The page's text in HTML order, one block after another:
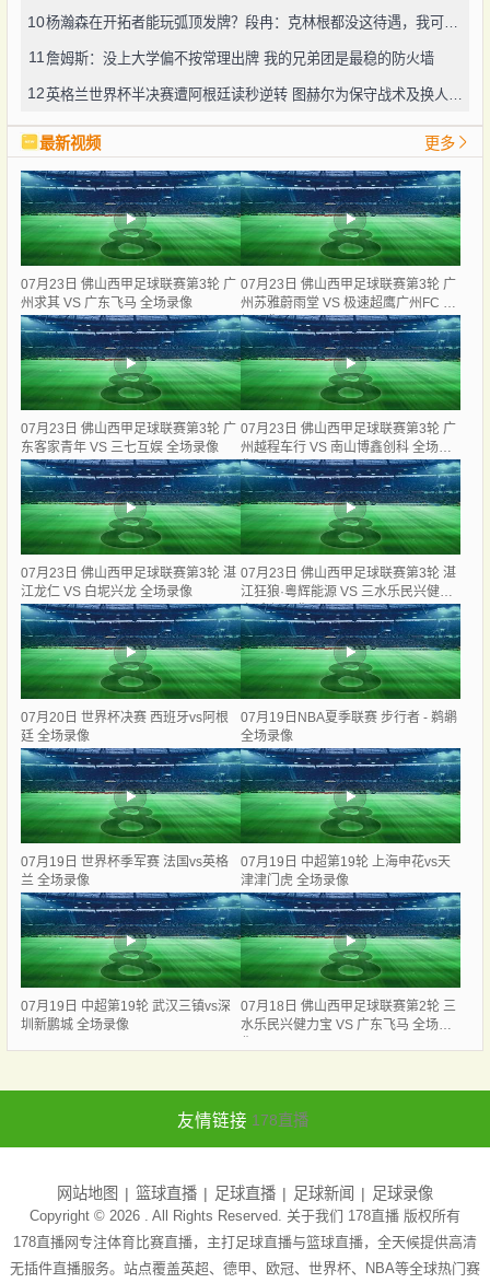
10 杨瀚森在开拓者能玩弧顶发牌？段冉：克林根都没这待遇，我可不太看好
11詹姆斯：没上大学偏不按常理出牌 我的兄弟团是最稳的防火墙
12
最新视频 更多
07月23日 佛山西甲足球联赛第3轮 广
州求其 VS 广东飞马 全场录像
07月23日 佛山西甲足球联赛第3轮 广
州苏雅蔚雨堂 VS 极速超鹰广州FC 全
场录像
07月23日 佛山西甲足球联赛第3轮 广
东客家青年 VS 三七互娱 全场录像
07月23日 佛山西甲足球联赛第3轮 广
州越程车行 VS 南山博鑫创科 全场录
像
07月23日 佛山西甲足球联赛第3轮 湛
江龙仁 VS 白坭兴龙 全场录像
07月23日 佛山西甲足球联赛第3轮 湛
江狂狼·粵辉能源 VS 三水乐民兴健力
宝 全场录像
07月20日 世界杯决赛 西班牙vs阿根
廷 全场录像
07月19日NBA夏季联赛 步行者 - 鹈鹕
全场录像
07月19日 世界杯季军赛 法国vs英格
兰 全场录像
07月19日 中超第19轮 上海申花vs天
津津门虎 全场录像
07月19日 中超第19轮 武汉三镇vs深
圳新鹏城 全场录像
07月18日 佛山西甲足球联赛第2轮 三
水乐民兴健力宝 VS 广东飞马 全场录
友情链接 178直播
网站地图 篮球直播 足球直播 足球新闻 足球录像
Copyright © 2026 . All Rights Reserved. 关于我们 178直播 版权所有
178直播网专注体育比赛直播，主打足球直播与篮球直播，全天候提供高清
无插件直播服务。站点覆盖英超、德甲、欧冠、世界杯、NBA等全球热门赛